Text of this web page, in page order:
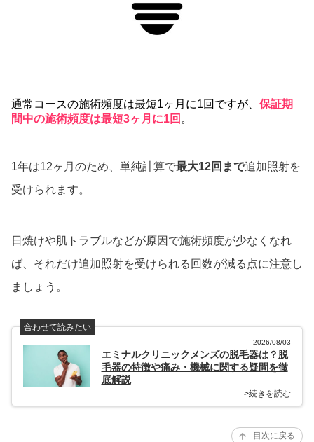
通常コースの施術頻度は最短1ヶ月に1回ですが、 保証期
間中の施術頻度は最短3ヶ月に1回 。
1年は12ヶ月のため、単純計算で最大12回まで追加照射を
受けられます。
日焼けや肌トラブルなどが原因で施術頻度が少なくなれ
ば、それだけ追加照射を受けられる回数が減る点に注意し
ましょう。
合わせて読みたい
2026/08/03
エミナルクリニックメンズの脱毛器は？脱
毛器の特徴や痛み・機械に関する疑問を徹
底解説
>続きを読む
目次に戻る